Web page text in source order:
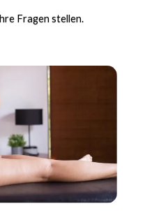
Fragen stellen.